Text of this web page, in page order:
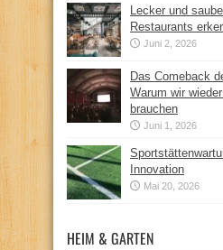
Lecker und
Restaurants
Juni 2, 2026
Das Comeback
Warum wir
brauchen
Juni 1, 2026
Innovation
Mai 20, 2026
HEIM & GARTEN